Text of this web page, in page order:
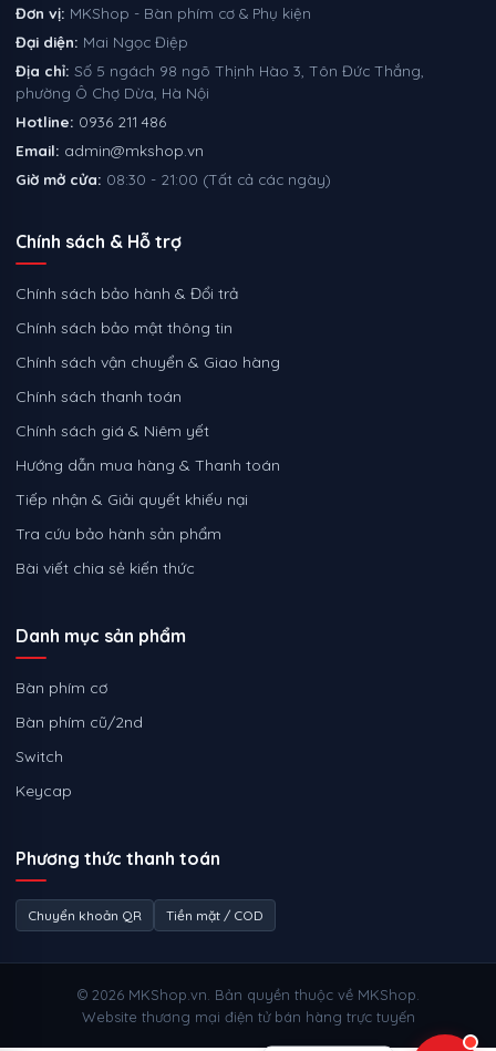
Đơn vị: MKShop - Bàn phím cơ & Phụ kiện
Đại diện: Mai Ngọc Điệp
Địa chỉ: Số 5 ngách 98 ngõ Thịnh Hào 3, Tôn Đức Thắng,
phường Ô Chợ Dừa, Hà Nội
Hotline: 0936 211 486
Email: admin@mkshop.vn
Giờ mở cửa: 08:30 - 21:00 (Tất cả các ngày)
Chính sách & Hỗ trợ
Chính sách bảo hành & Đổi trả
Chính sách bảo mật thông tin
Chính sách vận chuyển & Giao hàng
Chính sách thanh toán
Chính sách giá & Niêm yết
Hướng dẫn mua hàng & Thanh toán
Tiếp nhận & Giải quyết khiếu nại
Tra cứu bảo hành sản phẩm
Bài viết chia sẻ kiến thức
Danh mục sản phẩm
Bàn phím cơ
Bàn phím cũ/2nd
Switch
Keycap
Phương thức thanh toán
Chuyển khoản QR Tiền mặt / COD
© 2026 MKShop.vn. Bản quyền thuộc về MKShop.
Website thương mại điện tử bán hàng trực tuyến